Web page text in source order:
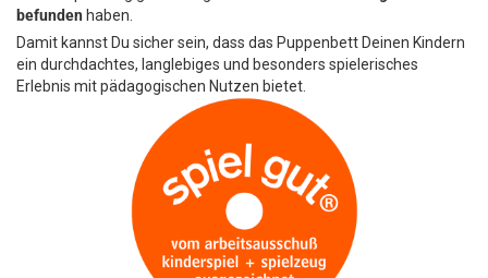
befunden haben.
Damit kannst Du sicher sein, dass das Puppenbett Deinen Kindern
ein durchdachtes, langlebiges und besonders spielerisches
Erlebnis mit pädagogischen Nutzen bietet.